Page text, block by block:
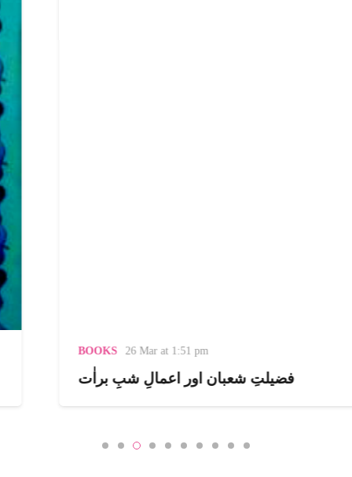
26 Mar at 1:51 pm
فضیلتِ شعبان اور اعمالِ شبِ براٰت